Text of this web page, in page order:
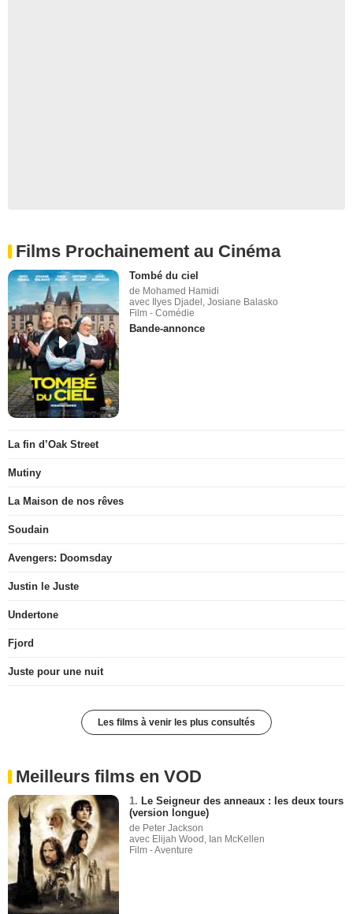
Films Prochainement au Cinéma
Tombé du ciel
de Mohamed Hamidi
avec Ilyes Djadel, Josiane Balasko
Film - Comédie
Bande-annonce
La fin d’Oak Street
Mutiny
La Maison de nos rêves
Soudain
Avengers: Doomsday
Justin le Juste
Undertone
Fjord
Juste pour une nuit
Les films à venir les plus consultés
Meilleurs films en VOD
1. Le Seigneur des anneaux : les deux tours
(version longue)
de Peter Jackson
avec Elijah Wood, Ian McKellen
Film - Aventure